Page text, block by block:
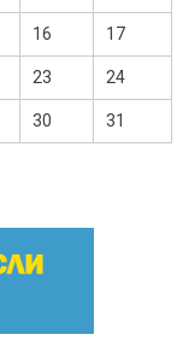
16 17
23 24
30 31